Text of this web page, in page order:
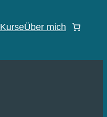
KurseÜber mich